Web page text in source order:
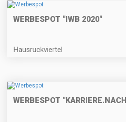
WERBESPOT "IWB 2020"
Hausruckviertel
WERBESPOT